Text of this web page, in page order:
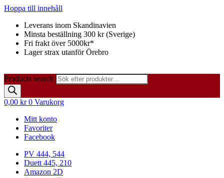
Hoppa till innehåll
Leverans inom Skandinavien
Minsta beställning 300 kr (Sverige)
Fri frakt över 5000kr*
Lager strax utanför Örebro
Products search
0,00 kr 0 Varukorg
Mitt konto
Favoriter
Facebook
PV 444, 544
Duett 445, 210
Amazon 2D